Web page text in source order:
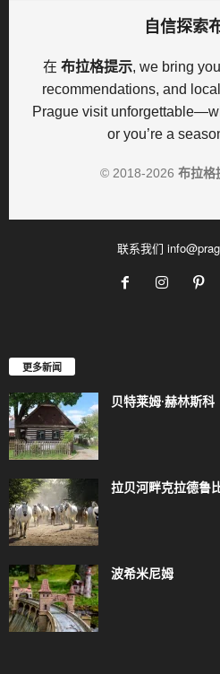
自信探索
在 布拉格提示, we bring
recommendations, and
Prague visit
or you’re a
© 2018-2026 布拉格
联系我们
更多新闻
贝特莱姆·赫林斯科
拉贝河畔克拉德鲁
波希米尼姆